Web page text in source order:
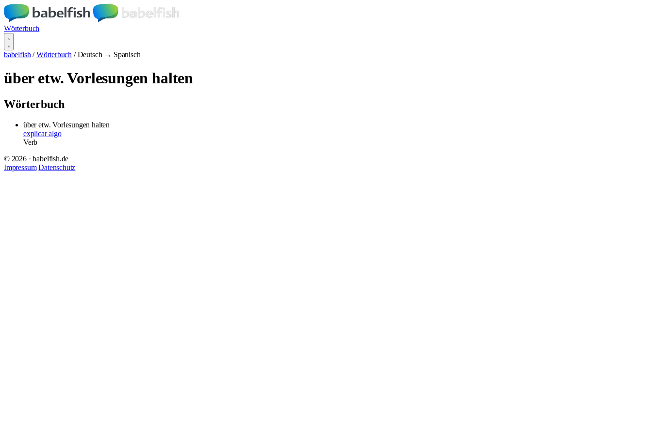
Wörterbuch
babelfish / Wörterbuch / Deutsch → Spanisch
über etw. Vorlesungen halten
Wörterbuch
über etw. Vorlesungen halten
explicar algo
Verb
© 2026 · babelfish.de
Impressum Datenschutz